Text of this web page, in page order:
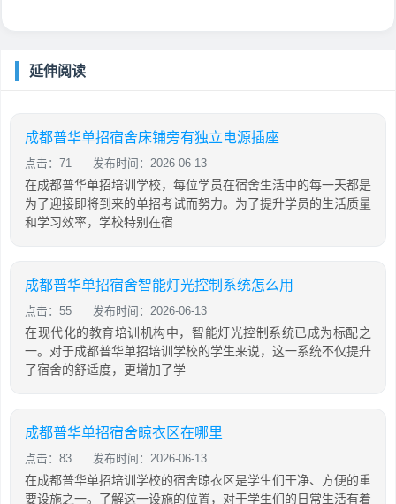
延伸阅读
成都普华单招宿舍床铺旁有独立电源插座
点击：71 发布时间：2026-06-13
在成都普华单招培训学校，每位学员在宿舍生活中的每一天都是
为了迎接即将到来的单招考试而努力。为了提升学员的生活质量
和学习效率，学校特别在宿
成都普华单招宿舍智能灯光控制系统怎么用
点击：55 发布时间：2026-06-13
在现代化的教育培训机构中，智能灯光控制系统已成为标配之
一。对于成都普华单招培训学校的学生来说，这一系统不仅提升
了宿舍的舒适度，更增加了学
成都普华单招宿舍晾衣区在哪里
点击：83 发布时间：2026-06-13
在成都普华单招培训学校的宿舍晾衣区是学生们干净、方便的重
要设施之一。了解这一设施的位置，对于学生们的日常生活有着